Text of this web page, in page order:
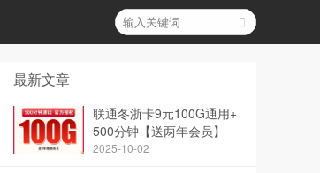
最新文章
联通冬浙卡9元100G通用+
500分钟【送两年会员】
2025-10-02